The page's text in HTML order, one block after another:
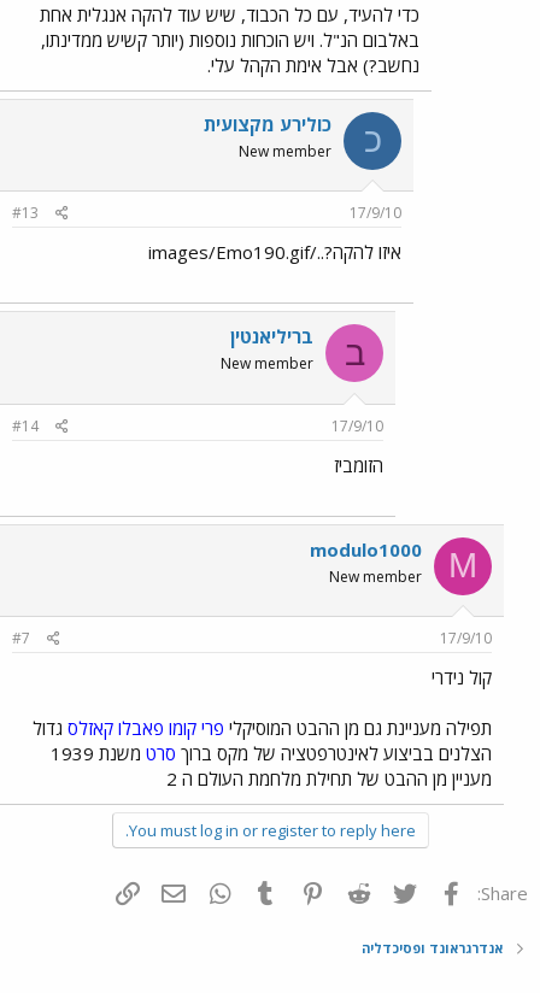
כדי להעיד, עם כל הכבוד, שיש עוד להקה אנגלית אחת
באלבום הנ"ל. ויש הוכחות נוספות (יותר קשיש ממדינתו,
נחשב?) אבל אימת הקהל עלי.
כ כולירע מקצועית
New member
17/9/10
#13
איזו להקה?../images/Emo190.gif
ב בריליאנטין
New member
17/9/10
#14
הזומביז
M
modulo1000
New member
17/9/10
#7
קול נידרי
תפילה מעניינת גם מן ההבט המוסיקלי פרי קומו פאבלו קאזלס גדול
הצלנים בביצוע לאינטרפטציה של מקס ברוך סרט
משנת 1939
מעניין מן ההבט של תחילת מלחמת העולם ה 2
You must log in or register to reply here.
Share: פייסבוק Twitter
Reddit
Pinterest
Tumblr
WhatsAppדואר אלקטרוני
אנדרגראונד ופסיכדליה